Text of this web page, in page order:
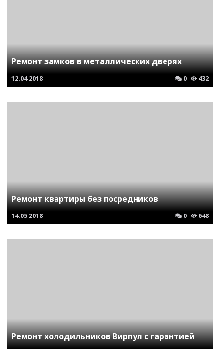
Ремонт замков в металлических дверях
12.04.2018 0 432
Ремонт квартиры без посредников
14.05.2018 0 648
Ремонт холодильников Вирпул с гарантией